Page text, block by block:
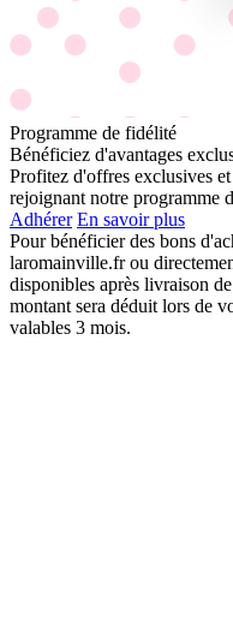
Programme de fidélité
Bénéficiez d'avantages
Profitez d'offres exclusives
rejoignant notre programme
Adhérer En savoir plus
Pour bénéficier des bons
laromainville.fr ou
disponibles après livraison
montant sera déduit lors de
valables 3 mois.